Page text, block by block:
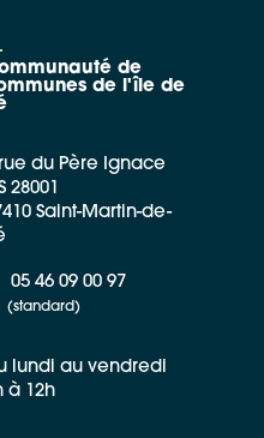
de
de l'île de
du Père Ignace
28001
Saint-Martin-de-
05 46 09 00 97
(standard)
lundi au vendredi
à 12h